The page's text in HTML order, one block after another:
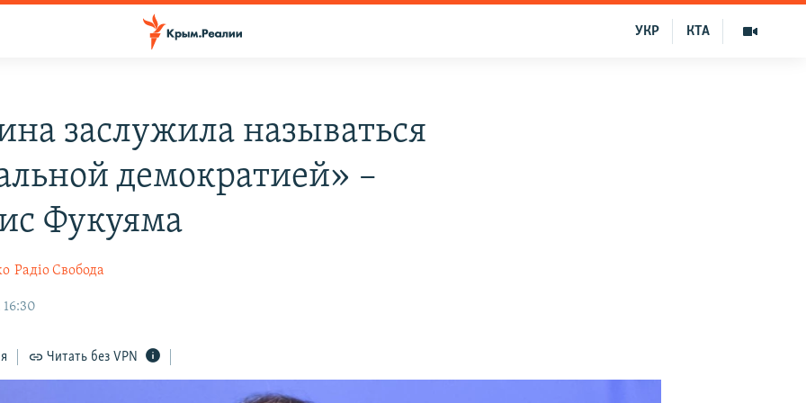
КТА
УКР
заслужила называться
демократией» –
Фукуяма
Радіо Свобода
16:30
Читать без VPN